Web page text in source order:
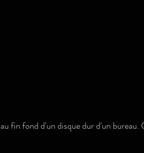
fin fond d'un disque dur d'un bureau.